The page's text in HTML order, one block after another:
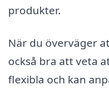
produkter.
När du överväger
också bra att veta
flexibla och kan